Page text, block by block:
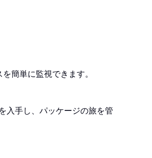
簡単に監視できます。
入手し、パッケージの旅を管